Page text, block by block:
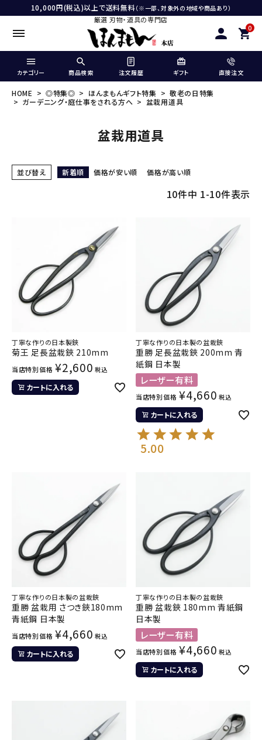
10,000円(税込)以上で送料無料（※一部、対象外の地域や商品あり）
厳選 刃物・道具の専門店
0
カテゴリー 商品検索 注文履歴 ギフト 直接注文
HOME ◎特集◎ ほんまもんギフト特集
敬老の日特集
ガーデニング・庭仕事をされる方へ
盆栽用道具
盆栽用道具
並び替え 新着順 価格が安い順 価格が高い順
10件中 1-10件表示
丁寧な作りの日本製鋏
菊王 足長盆栽鋏 210mm
当店特別価格 ¥2,600 税込
カートに入れる
丁寧な作りの日本製の盆栽鋏
重勝 足長盆栽鋏 200mm 青
紙鋼 日本製
レーザー有料
当店特別価格 ¥4,660 税込
カートに入れる
5.00
丁寧な作りの日本製の盆栽鋏
重勝 盆栽用 さつき鋏180mm
青紙鋼 日本製
当店特別価格 ¥4,660 税込
カートに入れる
丁寧な作りの日本製の盆栽鋏
重勝 盆栽鋏 180mm 青紙鋼
日本製
レーザー有料
当店特別価格 ¥4,660 税込
カートに入れる